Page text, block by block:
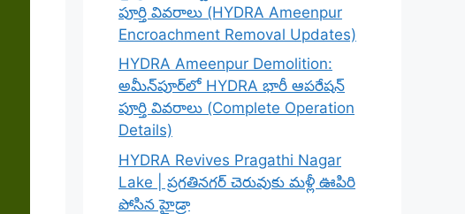
పూర్తి వివరాలు (HYDRA Ameenpur
Encroachment Removal Updates)
HYDRA Ameenpur Demolition:
అమీన్‌పూర్‌లో HYDRA భారీ ఆపరేషన్
పూర్తి వివరాలు (Complete Operation
Details)
HYDRA Revives Pragathi Nagar
Lake | ప్రగతినగర్ చెరువుకు మళ్లీ ఊపిరి
పోసిన హైడ్రా